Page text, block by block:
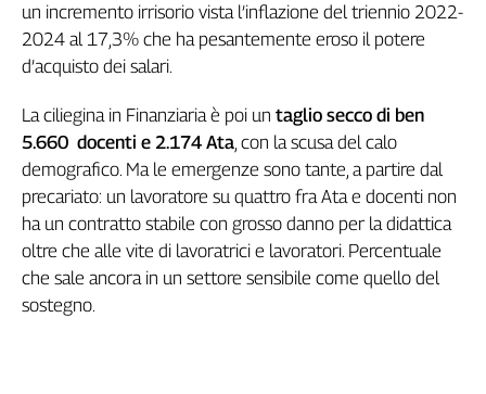
un incremento irrisorio vista l’inflazione del triennio 2022-
2024 al 17,3% che ha pesantemente eroso il potere
d’acquisto dei salari.
La ciliegina in Finanziaria è poi un taglio secco di ben
5.660 docenti e 2.174 Ata, con la scusa del calo
demografico. Ma le emergenze sono tante, a partire dal
precariato: un lavoratore su quattro fra Ata e docenti non
ha un contratto stabile con grosso danno per la didattica
oltre che alle vite di lavoratrici e lavoratori. Percentuale
che sale ancora in un settore sensibile come quello del
sostegno.